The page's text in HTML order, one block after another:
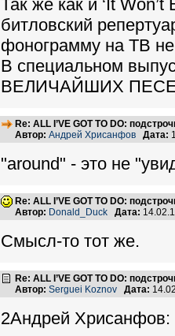
Так же как и ‘It Won’t
битловский
фонограмму на ТВ не
В специальном
ВЕЛИЧАЙШИХ ПЕСЕН»
Re: ALL I’VE GOT TO DO:
Автор: Андрей Хрисанфов Дата:
"around" - это не
Re: ALL I’VE GOT TO DO:
Автор: Donald_Duck Дата:
Смысл-то тот же.
Re: ALL I’VE GOT TO DO:
Автор: Serguei Koznov Дата:
2Андрей Хрисанфов: